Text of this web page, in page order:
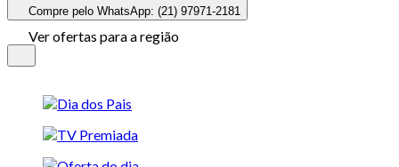
Compre pelo WhatsApp: (21) 97971-2181
Ver ofertas para a região